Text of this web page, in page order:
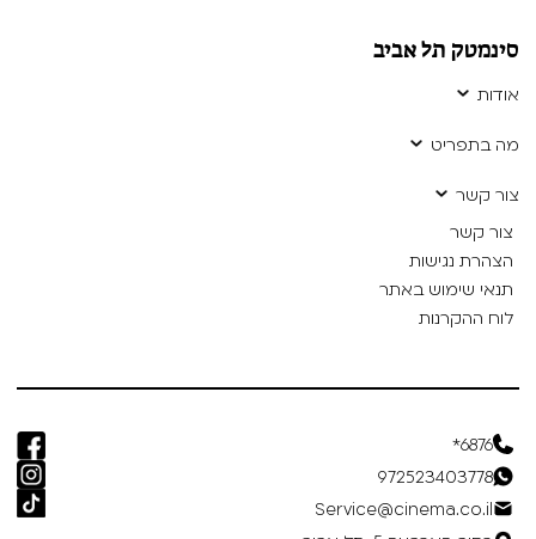
סינמטק תל אביב
אודות
מה בתפריט
צור קשר
צור קשר
הצהרת נגישות
תנאי שימוש באתר
לוח ההקרנות
6876*
972523403778
Service@cinema.co.il